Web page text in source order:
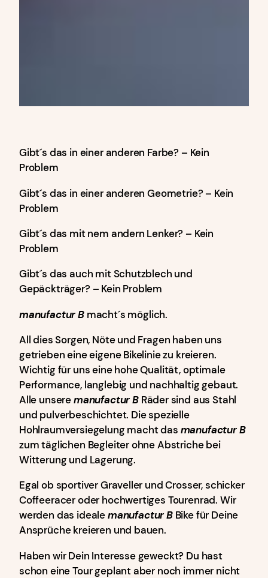
Gibt´s das in einer anderen Farbe? – Kein
Problem
Gibt´s das in einer anderen Geometrie? – Kein
Problem
Gibt´s das mit nem andern Lenker? – Kein
Problem
Gibt´s das auch mit Schutzblech und
Gepäckträger? – Kein Problem
manufacturBmacht´s möglich.
All dies Sorgen, Nöte und Fragen haben uns
getrieben eine eigene Bikelinie zu kreieren.
Wichtig für uns eine hohe Qualität, optimale
Performance, langlebig und nachhaltig gebaut.
Alle unseremanufacturBRäder sind aus Stahl
und pulverbeschichtet. Die spezielle
Hohlraumversiegelung macht das manufacturB
zum täglichen Begleiter ohne Abstriche bei
Witterung und Lagerung.
Egal ob sportiver Graveller und Crosser, schicker
Coffeeracer oder hochwertiges Tourenrad. Wir
werden das idealemanufacturBBike für Deine
Ansprüche kreieren und bauen.
Haben wir Dein Interesse geweckt? Du hast
schon eine Tour geplant aber noch immer nicht